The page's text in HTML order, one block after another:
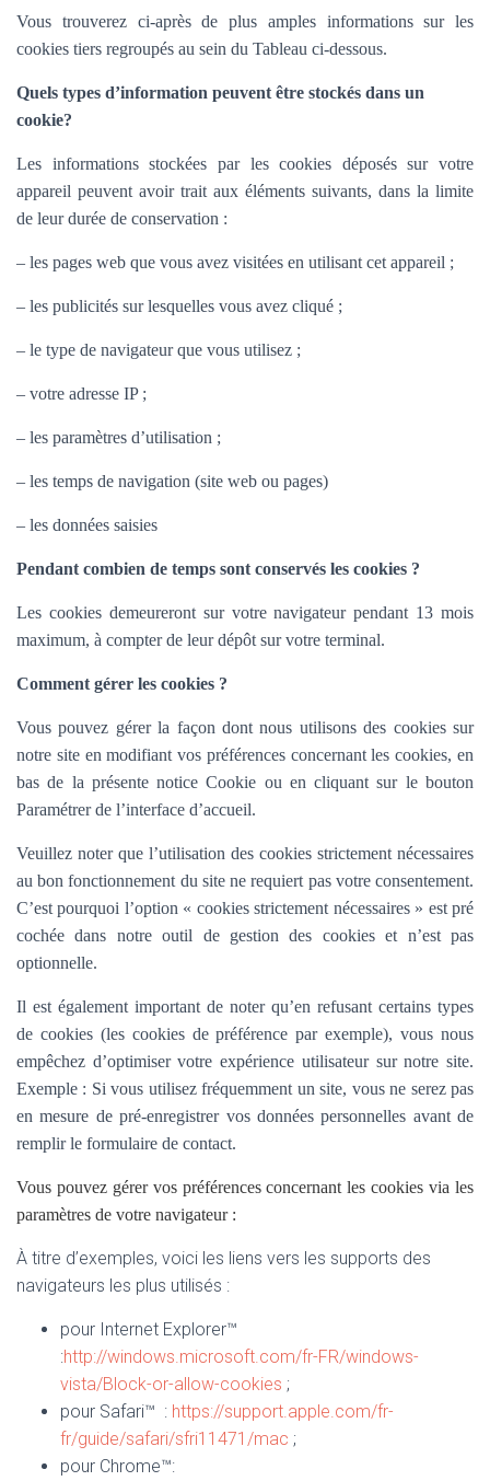
Vous trouverez ci-après de plus amples informations sur les
cookies tiers regroupés au sein du Tableau ci-dessous.
Quels types d’information peuvent être stockés dans un
cookie?
Les informations stockées par les cookies déposés sur votre
appareil peuvent avoir trait aux éléments suivants, dans la limite
de leur durée de conservation :
– les pages web que vous avez visitées en utilisant cet appareil ;
– les publicités sur lesquelles vous avez cliqué ;
– le type de navigateur que vous utilisez ;
– votre adresse IP ;
– les paramètres d’utilisation ;
– les temps de navigation (site web ou pages)
– les données saisies
Pendant combien de temps sont conservés les cookies ?
Les cookies demeureront sur votre navigateur pendant 13 mois
maximum, à compter de leur dépôt sur votre terminal.
Comment gérer les cookies ?
Vous pouvez gérer la façon dont nous utilisons des cookies sur
notre site en modifiant vos préférences concernant les cookies, en
bas de la présente notice Cookie ou en cliquant sur le bouton
Paramétrer de l’interface d’accueil.
Veuillez noter que l’utilisation des cookies strictement nécessaires
au bon fonctionnement du site ne requiert pas votre consentement.
C’est pourquoi l’option « cookies strictement nécessaires » est pré
cochée dans notre outil de gestion des cookies et n’est pas
optionnelle.
Il est également important de noter qu’en refusant certains types
de cookies (les cookies de préférence par exemple), vous nous
empêchez d’optimiser votre expérience utilisateur sur notre site.
Exemple : Si vous utilisez fréquemment un site, vous ne serez pas
en mesure de pré-enregistrer vos données personnelles avant de
remplir le formulaire de contact.
Vous pouvez gérer vos préférences concernant les cookies via les
paramètres de votre navigateur :
À titre d’exemples, voici les liens vers les supports des
navigateurs les plus utilisés :
pour Internet Explorer™
:http://windows.microsoft.com/fr-FR/windows-
vista/Block-or-allow-cookies ;
pour Safari™ : https://support.apple.com/fr-
fr/guide/safari/sfri11471/mac ;
pour Chrome™: